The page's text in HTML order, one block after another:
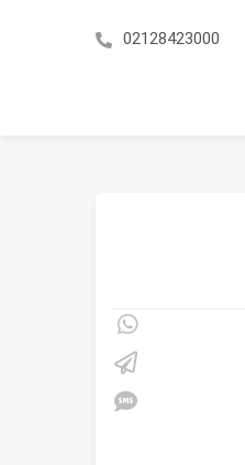
02128423000